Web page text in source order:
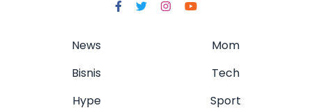
News
Bisnis
Hype
Mom
Tech
Sport